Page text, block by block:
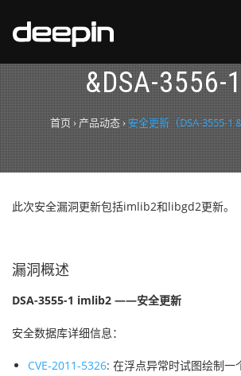
安全更新（
&DSA-3556-
首页› 产品动态› 安全更新（DSA-3555-1
此次安全漏洞更新包括imlib2和libgd2更新。
漏洞概述
DSA-3555-1 imlib2 ——安全更新
安全数据库详细信息：
CVE-2011-5326: 在浮点异常时试图绘制一